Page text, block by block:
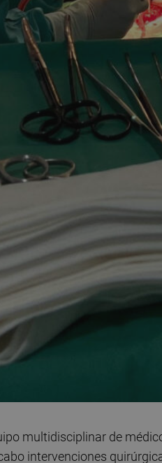
multidisciplinar de
intervenciones